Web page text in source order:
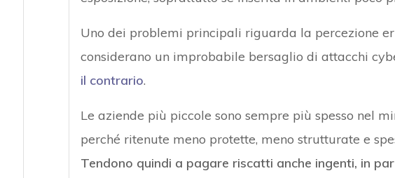
Uno dei problemi principali riguarda la percezione
considerano un improbabile bersaglio di attacchi
il contrario.
Le aziende più piccole sono sempre più spesso nel
perché ritenute meno protette, meno strutturate e
Tendono quindi a pagare riscatti anche ingenti, in